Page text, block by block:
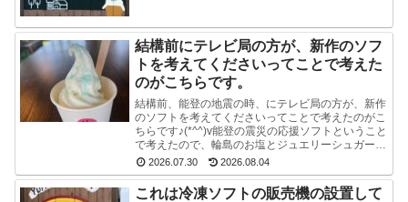
結構前にテレビ局の方が、新作のソフ
トを考えてくださいってことで考えた
のがこちらです。
結構前、能登の地震の時、にテレビ局の方が、新作
のソフトを考えてくださいってことで考えたのがこ
ちらです♪(*^^)v能登の震災の応援ソフトということ
で考えたので、輪島のお塩とジュエリーシュガーを
使い、海をイメージした水色のスマイルソフトを作
2026.07.30 2026.08.04
これは冷凍ソフトの販売機の設置して